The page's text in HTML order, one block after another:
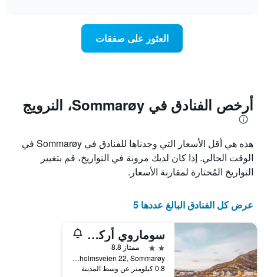
محور
X
يعرض
عدد
الأيام
قبل
يتضمن
المخطط
التالي
محور
Y
الذي
العثور على صفقات
أرخص الفنادق في Sommarøy، النرويج
هذه هي أقل الأسعار التي وجدناها للفنادق في Sommarøy في
الوقت الحالي. إذا كان لديك مرونة في التواريخ، قم بتغيير
التواريخ المُختارة لمقارنة الأسعار.
عرض كل الفنادق البالغ عددها 5
سوماروي أركتيك هوتل ترومسو
2 نجمتين
ممتاز 8.8
Skipsholmsveien 22, Sommarøy, مقاطعة ترومس, النرويج
0.8 كيلومتر عن وسط المدينة